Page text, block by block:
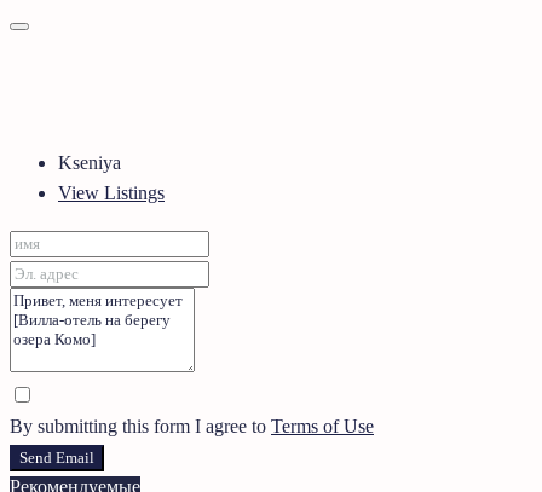
Kseniya
View Listings
By submitting this form I agree to Terms of Use
Send Email
Рекомендуемые